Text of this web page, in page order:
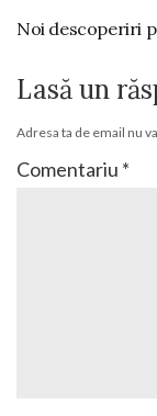
Noi descoperiri
Lasă un
Adresa ta de email nu
Comentariu *